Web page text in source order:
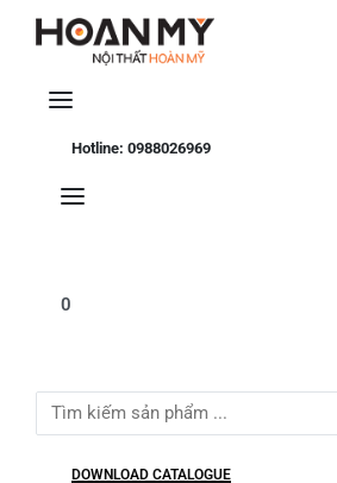
Hotline: 0988026969
0
Search
for:
DOWNLOAD CATALOGUE